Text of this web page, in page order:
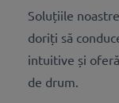
Soluțiile
doriți să
intuitive și
de drum.